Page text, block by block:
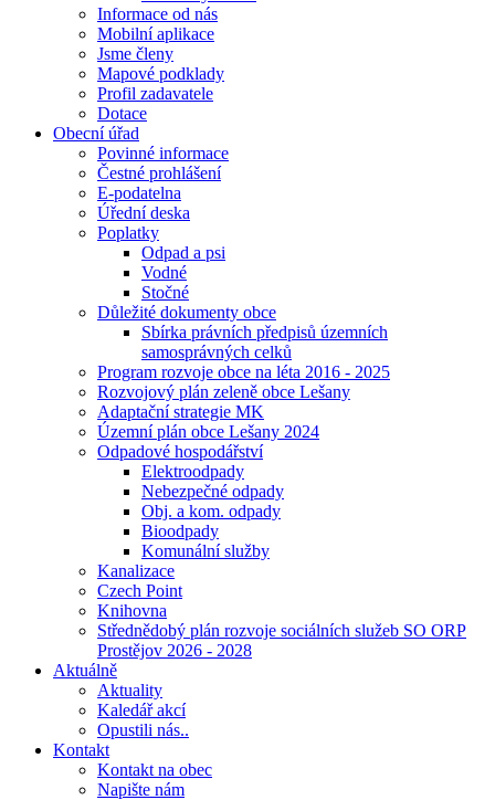
Informace od nás
Mobilní aplikace
Jsme členy
Mapové podklady
Profil zadavatele
Dotace
Obecní úřad
Povinné informace
Čestné prohlášení
E-podatelna
Úřední deska
Poplatky
Odpad a psi
Vodné
Stočné
Důležité dokumenty obce
Sbírka právních předpisů územních
samosprávných celků
Program rozvoje obce na léta 2016 - 2025
Rozvojový plán zeleně obce Lešany
Adaptační strategie MK
Územní plán obce Lešany 2024
Odpadové hospodářství
Elektroodpady
Nebezpečné odpady
Obj. a kom. odpady
Bioodpady
Komunální služby
Kanalizace
Czech Point
Knihovna
Střednědobý plán rozvoje sociálních služeb SO ORP
Prostějov 2026 - 2028
Aktuálně
Aktuality
Kaledář akcí
Opustili nás..
Kontakt
Kontakt na obec
Napište nám